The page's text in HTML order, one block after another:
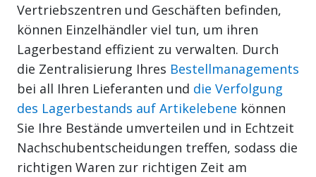
Vertriebszentren und Geschäften befinden,
können Einzelhändler viel tun, um ihren
Lagerbestand effizient zu verwalten. Durch
die Zentralisierung Ihres Bestellmanagements
bei all Ihren Lieferanten und die Verfolgung
des Lagerbestands auf Artikelebene können
Sie Ihre Bestände umverteilen und in Echtzeit
Nachschubentscheidungen treffen, sodass die
richtigen Waren zur richtigen Zeit am